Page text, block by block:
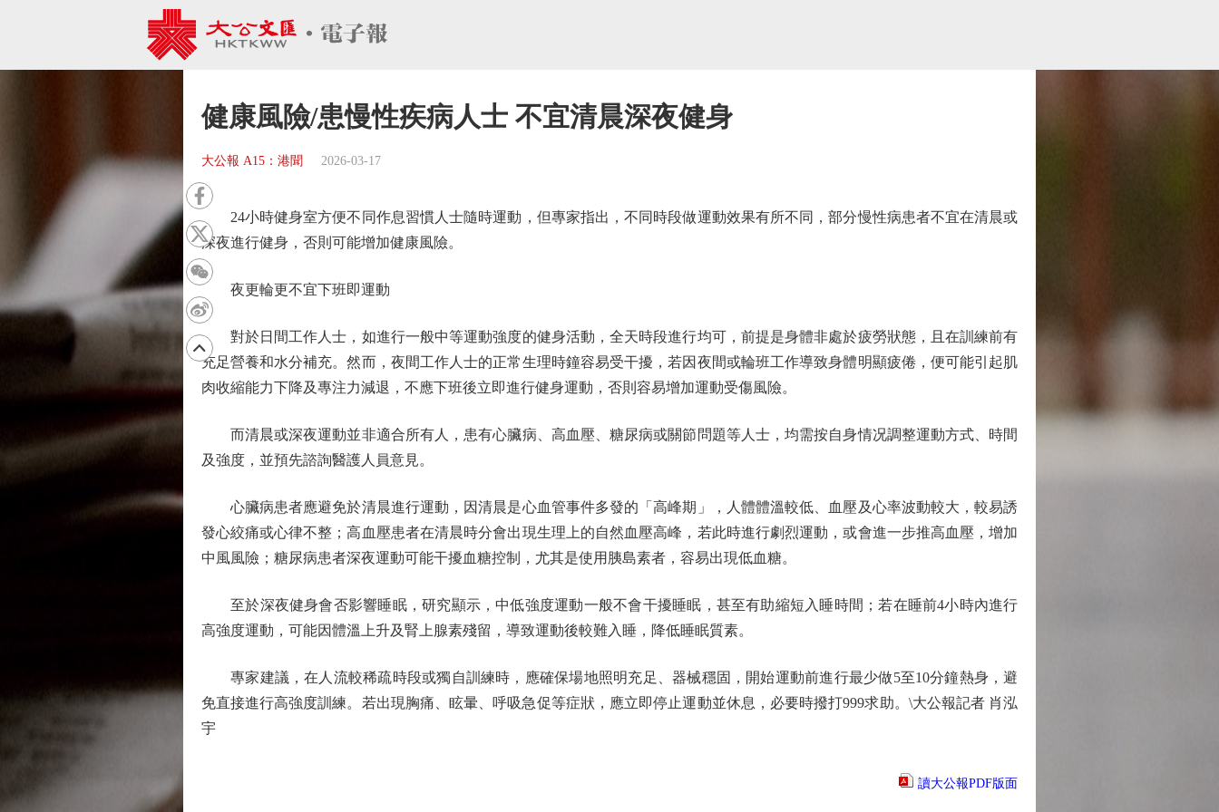
健康風險/患慢性疾病人士 不宜清晨深夜健身
大公報 A15：港聞 2026-03-17
24小時健身室方便不同作息習慣人士隨時運動，但專家指出，不同時段做運動效果有所不同，部分慢性病患者不宜在清晨或
深夜進行健身，否則可能增加健康風險。
夜更輪更不宜下班即運動
對於日間工作人士，如進行一般中等運動強度的健身活動，全天時段進行均可，前提是身體非處於疲勞狀態，且在訓練前有
充足營養和水分補充。然而，夜間工作人士的正常生理時鐘容易受干擾，若因夜間或輪班工作導致身體明顯疲倦，便可能引起肌
肉收縮能力下降及專注力減退，不應下班後立即進行健身運動，否則容易增加運動受傷風險。
而清晨或深夜運動並非適合所有人，患有心臟病、高血壓、糖尿病或關節問題等人士，均需按自身情况調整運動方式、時間
及強度，並預先諮詢醫護人員意見。
心臟病患者應避免於清晨進行運動，因清晨是心血管事件多發的「高峰期」，人體體溫較低、血壓及心率波動較大，較易誘
發心絞痛或心律不整；高血壓患者在清晨時分會出現生理上的自然血壓高峰，若此時進行劇烈運動，或會進一步推高血壓，增加
中風風險；糖尿病患者深夜運動可能干擾血糖控制，尤其是使用胰島素者，容易出現低血糖。
至於深夜健身會否影響睡眠，研究顯示，中低強度運動一般不會干擾睡眠，甚至有助縮短入睡時間；若在睡前4小時內進行
高強度運動，可能因體溫上升及腎上腺素殘留，導致運動後較難入睡，降低睡眠質素。
專家建議，在人流較稀疏時段或獨自訓練時，應確保場地照明充足、器械穩固，開始運動前進行最少做5至10分鐘熱身，避
免直接進行高強度訓練。若出現胸痛、眩暈、呼吸急促等症狀，應立即停止運動並休息，必要時撥打999求助。\大公報記者 肖泓
宇
讀大公報PDF版面